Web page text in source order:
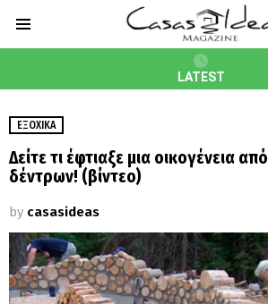
LATEST
ΕΞΟΧΙΚΆ
Δείτε τι έφτιαξε μια οικογένεια
δέντρων! (βίντεο)
by casasideas